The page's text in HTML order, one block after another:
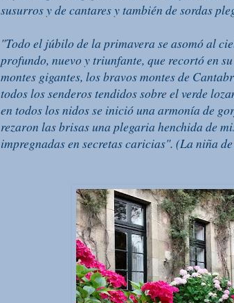
susurros y de cantares y también de sordas
"Todo el júbilo de la primavera se asomó al
profundo, nuevo y triunfante, que recortó en
montes gigantes, los bravos montes de
todos los senderos tendidos sobre el verde
en todos los nidos se inició una armonía de
rezaron las brisas una plegaria henchida de
impregnadas en secretas caricias". (La niña